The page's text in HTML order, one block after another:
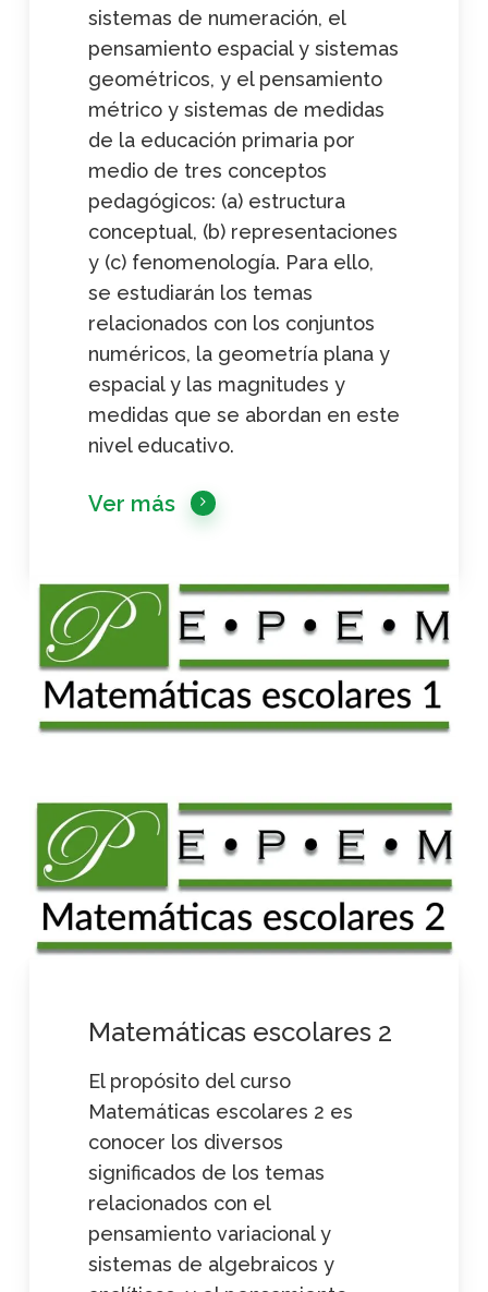
sistemas de numeración, el
pensamiento espacial y sistemas
geométricos, y el pensamiento
métrico y sistemas de medidas
de la educación primaria por
medio de tres conceptos
pedagógicos: (a) estructura
conceptual, (b) representaciones
y (c) fenomenología. Para ello,
se estudiarán los temas
relacionados con los conjuntos
numéricos, la geometría plana y
espacial y las magnitudes y
medidas que se abordan en este
nivel educativo.
Ver más
Matemáticas escolares 2
El propósito del curso
Matemáticas escolares 2 es
conocer los diversos
significados de los temas
relacionados con el
pensamiento variacional y
sistemas de algebraicos y